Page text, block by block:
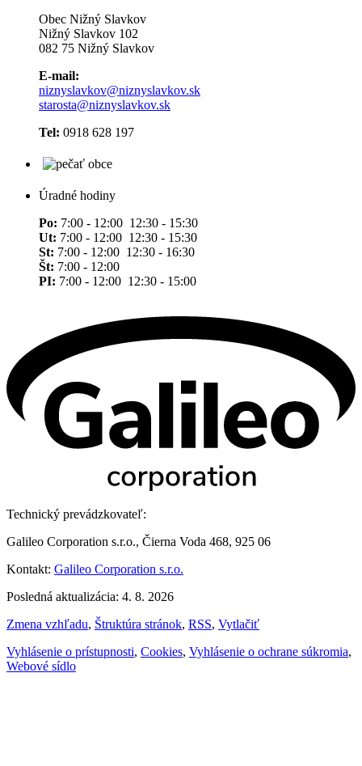
Obec Nižný Slavkov
Nižný Slavkov 102
082 75 Nižný Slavkov
E-mail:
niznyslavkov@niznyslavkov.sk
starosta@niznyslavkov.sk
Tel: 0918 628 197
Úradné hodiny
Po: 7:00 - 12:00 12:30 - 15:30
Ut: 7:00 - 12:00 12:30 - 15:30
St: 7:00 - 12:00 12:30 - 16:30
Št: 7:00 - 12:00
PI: 7:00 - 12:00 12:30 - 15:00
Technický prevádzkovateľ:
Galileo Corporation s.r.o., Čierna Voda 468, 925 06
Kontakt: Galileo Corporation s.r.o.
Posledná aktualizácia: 4. 8. 2026
Zmena vzhľadu, Štruktúra stránok, RSS, Vytlačiť
Vyhlásenie o prístupnosti, Cookies, Vyhlásenie o ochrane súkromia,
Webové sídlo